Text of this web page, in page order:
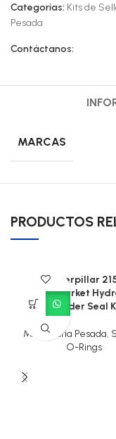
Categorías: Kits de
Pesada
Contáctanos:
MARCAS
PRODUCTOS
CAT Caterpillar
Aftermarket
Cylinder Seal
Maquinaria Pesada,
O-Rings